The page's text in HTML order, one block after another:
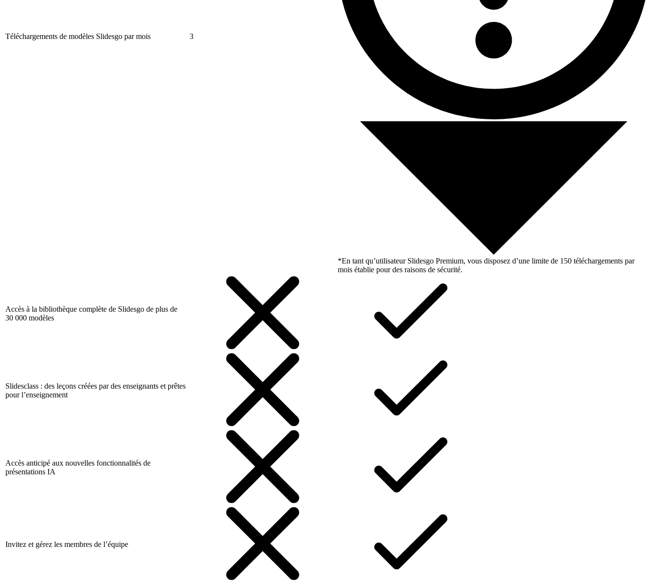
Téléchargements de modèles Slidesgo par mois 3
*En tant qu’utilisateur Slidesgo Premium, vous disposez d’une limite de 150 téléchargements par
mois établie pour des raisons de sécurité.
Accès à la bibliothèque complète de Slidesgo de plus de
30 000 modèles
Slidesclass : des leçons créées par des enseignants et prêtes
pour l’enseignement
Accès anticipé aux nouvelles fonctionnalités de
présentations IA
Invitez et gérez les membres de l’équipe